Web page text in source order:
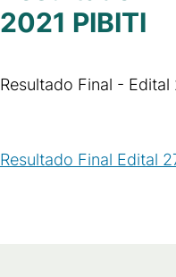
2021 PIBITI
Resultado Final -
Resultado Final Edital